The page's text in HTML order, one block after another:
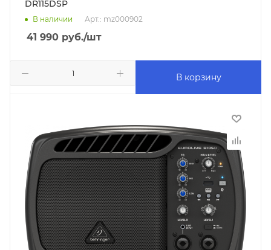
DR115DSP
В наличии Арт.: mz000902
41 990 руб./шт
В корзину